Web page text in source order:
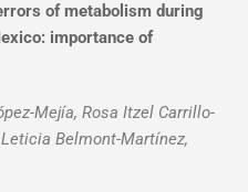
of metabolism during
importance of
Mejía, Rosa Itzel Carrillo-
Belmont-Martínez,